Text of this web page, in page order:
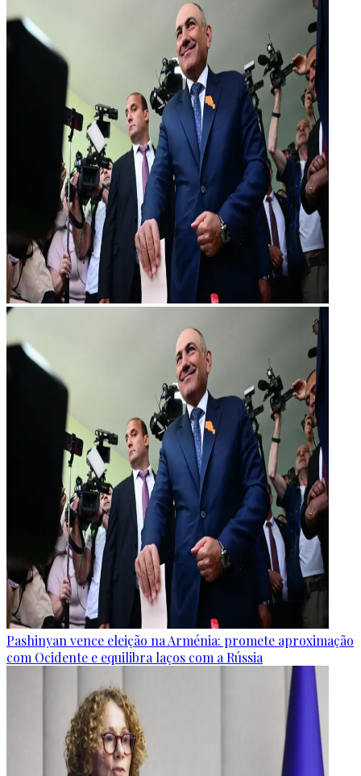
Pashinyan vence eleição na Arménia: promete aproximação
com Ocidente e equilibra laços com a Rússia